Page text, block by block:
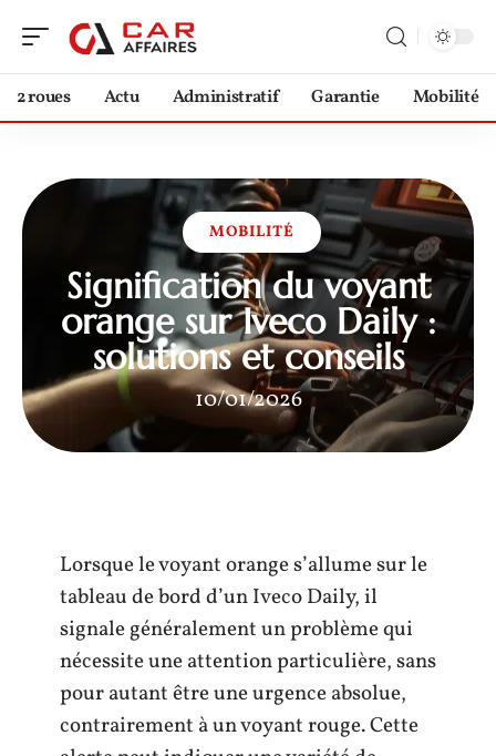
2 roues Actu Administratif Garantie Mobilité
MOBILITÉ
Signification du voyant
orange sur Iveco Daily :
solutions et conseils
10/01/2026
Lorsque le voyant orange s’allume sur le
tableau de bord d’un Iveco Daily, il
signale généralement un problème qui
nécessite une attention particulière, sans
pour autant être une urgence absolue,
contrairement à un voyant rouge. Cette